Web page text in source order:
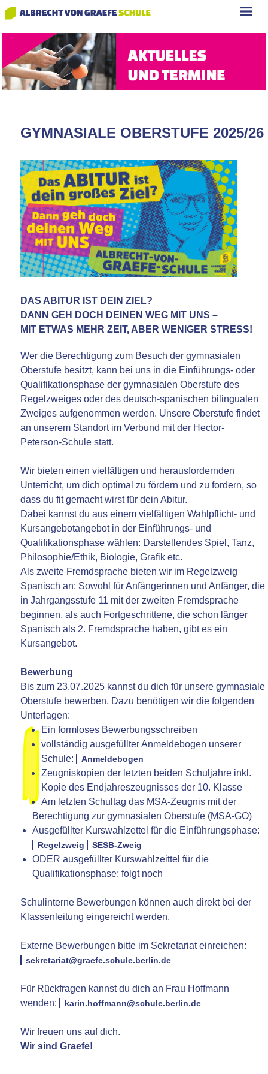
GYMNASIALE OBERSTUFE 2025/26
DAS ABITUR IST DEIN ZIEL?
DANN GEH DOCH DEINEN WEG MIT UNS –
MIT ETWAS MEHR ZEIT, ABER WENIGER STRESS!
Wer die Berechtigung zum Besuch der gymnasialen
Oberstufe besitzt, kann bei uns in die Einführungs- oder
Qualifikationsphase der gymnasialen Oberstufe des
Regelzweiges oder des deutsch-spanischen bilingualen
Zweiges aufgenommen werden. Unsere Oberstufe findet
an unserem Standort im Verbund mit der Hector-
Peterson-Schule statt.
Wir bieten einen vielfältigen und herausfordernden
Unterricht, um dich optimal zu fördern und zu fordern, so
dass du fit gemacht wirst für dein Abitur.
Dabei kannst du aus einem vielfältigen Wahlpflicht- und
Kursangebotangebot in der Einführungs- und
Qualifikationsphase wählen: Darstellendes Spiel, Tanz,
Philosophie/Ethik, Biologie, Grafik etc.
Als zweite Fremdsprache bieten wir im Regelzweig
Spanisch an: Sowohl für Anfängerinnen und Anfänger, die
in Jahrgangsstufe 11 mit der zweiten Fremdsprache
beginnen, als auch Fortgeschrittene, die schon länger
Spanisch als 2. Fremdsprache haben, gibt es ein
Kursangebot.
Bewerbung
Bis zum 23.07.2025 kannst du dich für unsere gymnasiale
Oberstufe bewerben. Dazu benötigen wir die folgenden
Unterlagen:
Ein formloses Bewerbungsschreiben
vollständig ausgefüllter Anmeldebogen unserer
Schule:
Anmeldebogen
Zeugniskopien der letzten beiden Schuljahre inkl.
Kopie des Endjahreszeugnisses der 10. Klasse
Am letzten Schultag das MSA-Zeugnis mit der
Berechtigung zur gymnasialen Oberstufe (MSA-GO)
Ausgefüllter Kurswahlzettel für die Einführungsphase:
Regelzweig SESB-Zweig
ODER ausgefüllter Kurswahlzeittel für die
Qualifikationsphase: folgt noch
Schulinterne Bewerbungen können auch direkt bei der
Klassenleitung eingereicht werden.
Externe Bewerbungen bitte im Sekretariat einreichen:
sekretariat@graefe.schule.berlin.de
Für Rückfragen kannst du dich an Frau Hoffmann
wenden:
karin.hoffmann@schule.berlin.de
Wir freuen uns auf dich.
Wir sind Graefe!